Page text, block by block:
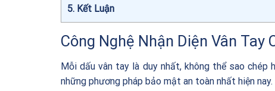
5 Kết Luận
Công Nghệ Nhận Diện Vân Tay
Mỗi dấu vân tay là duy nhất, không thể sao
những phương pháp bảo mật an toàn nhất hiện nay.